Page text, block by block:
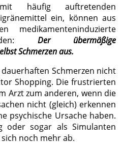
häufig auftretenden
ein, können aus
medikamenteninduzierte
Der übermäßige
Schmerzen aus.
Schmerzen nicht
Shopping. Die frustrierten
Arzt zum anderen, wenn die
nicht (gleich) erkennen
psychische Ursache haben.
oder sogar als Simulanten
noch mehr ab.